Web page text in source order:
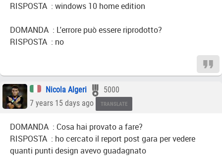
RISPOSTA : windows 10 home edition
DOMANDA : L'errore può essere riprodotto?
RISPOSTA : no
Nicola Algeri
5000
7 years 15 days ago
TRANSLATE
DOMANDA : Cosa hai provato a fare?
RISPOSTA : ho cercato il report post gara per vedere
quanti punti design avevo guadagnato